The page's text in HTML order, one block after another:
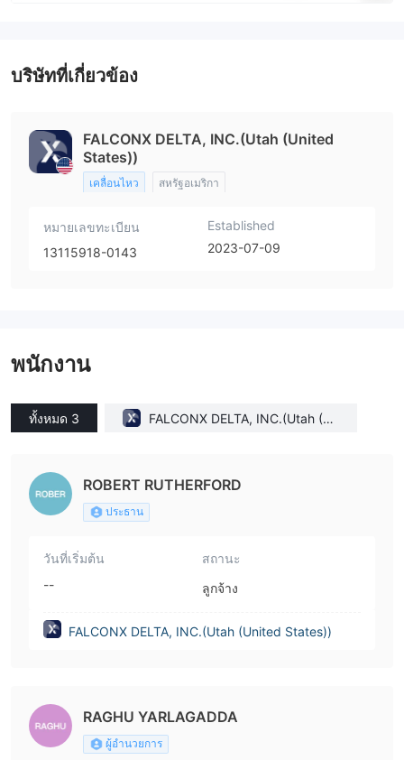
บริษัทที่เกี่ยวข้อง
FALCONX DELTA, INC.(Utah (United
States))
เคลื่อนไหว สหรัฐอเมริกา
หมายเลขทะเบียน
13115918-0143
Established
2023-07-09
พนักงาน
ทั้งหมด 3
FALCONX DELTA, INC.(Utah (Un
ROBERT RUTHERFORD
ประธาน
วันที่เริ่มต้น
--
สถานะ
ลูกจ้าง
FALCONX DELTA, INC.(Utah (United States))
RAGHU YARLAGADDA
ผู้อำนวยการ